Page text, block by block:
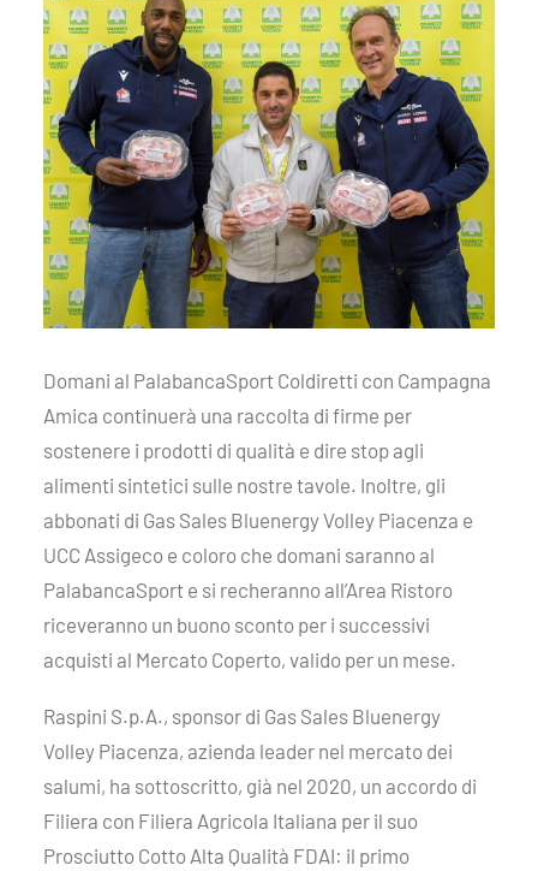
Domani al PalabancaSport Coldiretti con Campagna
Amica continuerà una raccolta di firme per
sostenere i prodotti di qualità e dire stop agli
alimenti sintetici sulle nostre tavole. Inoltre, gli
abbonati di Gas Sales Bluenergy Volley Piacenza e
UCC Assigeco e coloro che domani saranno al
PalabancaSport e si recheranno all’Area Ristoro
riceveranno un buono sconto per i successivi
acquisti al Mercato Coperto, valido per un mese.
Raspini S.p.A., sponsor di Gas Sales Bluenergy
Volley Piacenza, azienda leader nel mercato dei
salumi, ha sottoscritto, già nel 2020, un accordo di
Filiera con Filiera Agricola Italiana per il suo
Prosciutto Cotto Alta Qualità FDAI: il primo